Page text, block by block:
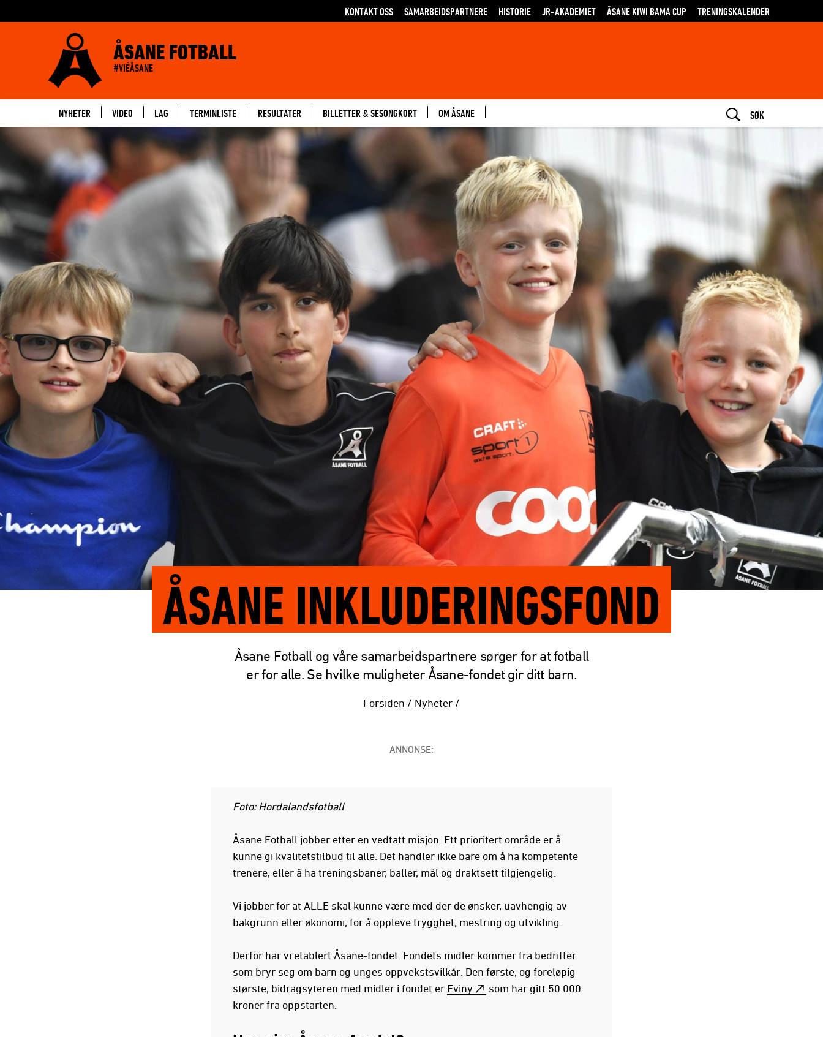
KONTAKT OSS SAMARBEIDSPARTNERE HISTORIE JR-AKADEMIET ÅSANE KIWI BAMA CUP TRENINGSKALENDER
ÅSANE FOTBALL
#VIÉÅSANE
NYHETER VIDEO LAG TERMINLISTE RESULTATER BILLETTER & SESONGKORT OM ÅSANE SØK
ÅSANE INKLUDERINGSFOND
Åsane Fotball og våre samarbeidspartnere sørger for at fotball
er for alle. Se hvilke muligheter Åsane-fondet gir ditt barn.
Forsiden / Nyheter /
ANNONSE:
Foto: Hordalandsfotball
Åsane Fotball jobber etter en vedtatt misjon. Ett prioritert område er å
kunne gi kvalitetstilbud til alle. Det handler ikke bare om å ha kompetente
trenere, eller å ha treningsbaner, baller, mål og draktsett tilgjengelig.
Vi jobber for at ALLE skal kunne være med der de ønsker, uavhengig av
bakgrunn eller økonomi, for å oppleve trygghet, mestring og utvikling.
Derfor har vi etablert Åsane-fondet. Fondets midler kommer fra bedrifter
som bryr seg om barn og unges oppvekstsvilkår. Den første, og foreløpig
største, bidragsyteren med midler i fondet er Eviny
som har gitt 50.000
kroner fra oppstarten.